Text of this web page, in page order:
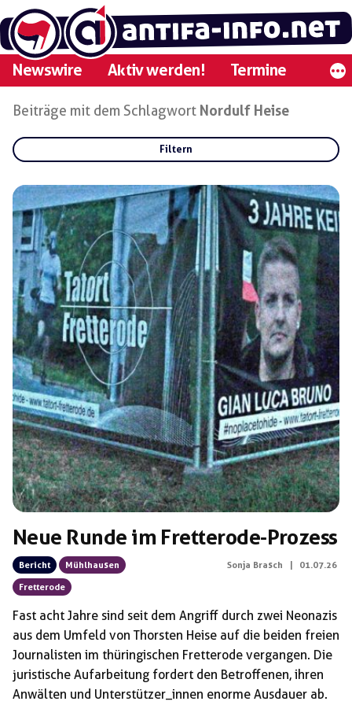
Zum
Inhalt
springen
Newswire Aktiv werden! Termine
Beiträge mit dem Schlagwort Nordulf Heise
Filtern
Gruppen:
Regionen:
Schlagwörter:
Nordulf Heise
Neue Runde im Fretterode-Prozess
Bericht
Mühlhausen
Fretterode
Sonja Brasch 01.07.26
Fast acht Jahre sind seit dem Angriff durch zwei Neonazis
aus dem Umfeld von Thorsten Heise auf die beiden freien
Journalisten im thüringischen Fretterode vergangen. Die
juristische Aufarbeitung fordert den Betroffenen, ihren
Anwälten und Unterstützer_innen enorme Ausdauer ab.